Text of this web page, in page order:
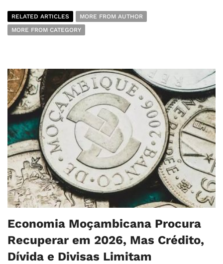
RELATED ARTICLES
MORE FROM AUTHOR
MORE FROM CATEGORY
Economia Moçambicana Procura
Recuperar em 2026, Mas Crédito,
Dívida e Divisas Limitam